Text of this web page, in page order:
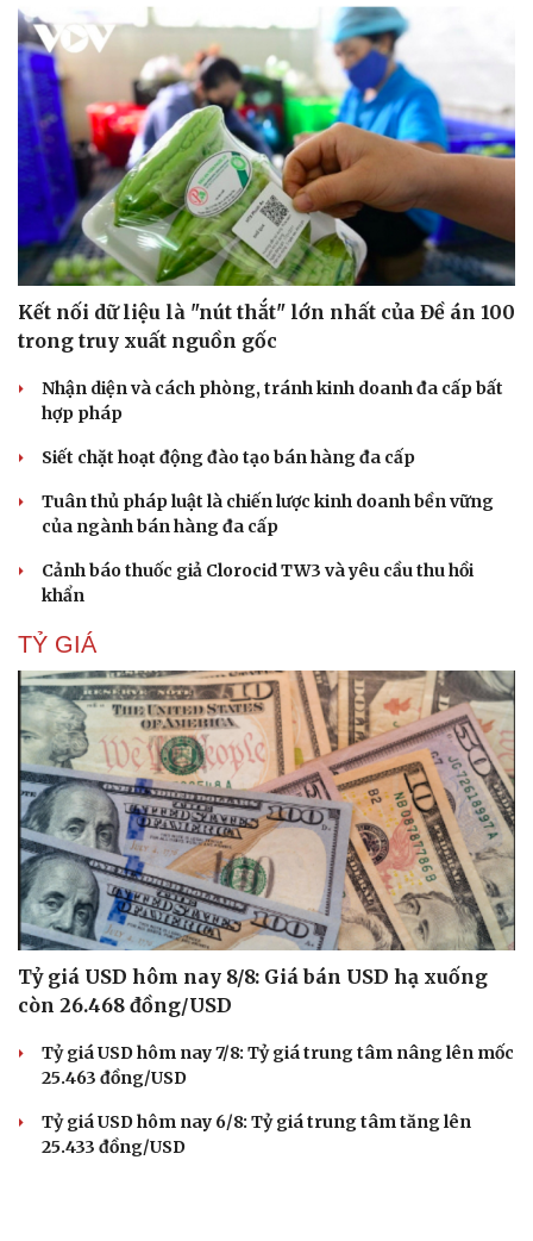
Kết nối dữ liệu là "nút thắt" lớn nhất của Đề án 100
trong truy xuất nguồn gốc
Nhận diện và cách phòng, tránh kinh doanh đa cấp bất
hợp pháp
Siết chặt hoạt động đào tạo bán hàng đa cấp
Tuân thủ pháp luật là chiến lược kinh doanh bền vững
của ngành bán hàng đa cấp
Cảnh báo thuốc giả Clorocid TW3 và yêu cầu thu hồi
khẩn
TỶ GIÁ
Tỷ giá USD hôm nay 8/8: Giá bán USD hạ xuống
còn 26.468 đồng/USD
Tỷ giá USD hôm nay 7/8: Tỷ giá trung tâm nâng lên mốc
25.463 đồng/USD
Tỷ giá USD hôm nay 6/8: Tỷ giá trung tâm tăng lên
25.433 đồng/USD